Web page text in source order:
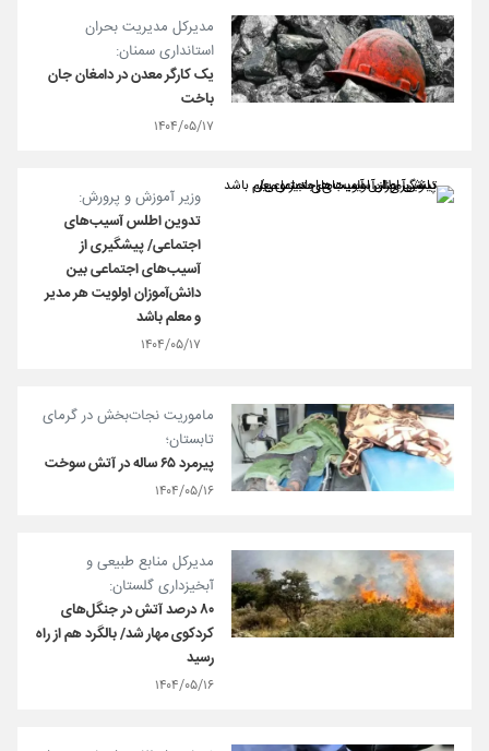
مدیرکل مدیریت بحران
استانداری سمنان:
یک کارگر معدن در دامغان جان
باخت
۱۴۰۴/۰۵/۱۷
وزیر آموزش و پرورش:
تدوین اطلس آسیب‌های
اجتماعی/ پیشگیری از
آسیب‌های اجتماعی بین
دانش‌آموزان اولویت هر مدیر
و معلم باشد
۱۴۰۴/۰۵/۱۷
ماموریت نجات‌بخش در گرمای
تابستان؛
پیرمرد ۶۵ ساله در آتش سوخت
۱۴۰۴/۰۵/۱۶
مدیرکل منابع طبیعی و
آبخیزداری گلستان:
۸۰ درصد آتش در جنگل‌های
کردکوی مهار شد/ بالگرد هم از راه
رسید
۱۴۰۴/۰۵/۱۶